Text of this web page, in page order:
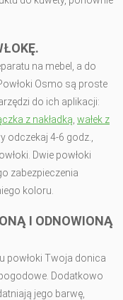
na mebel, a do
Osmo są proste
do ich aplikacji:
z nakładką wałek z
odczekaj 4-6 godz.,
Dwie powłoki
zabezpieczenia
koloru.
I ODNOWIONĄ
powłoki Twoja donica
Dodatkowo
jego barwę,